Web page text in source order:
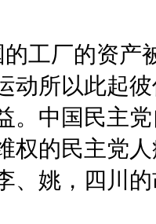
国的工厂的
动所以此起
。中国民主
权的民主党
、姚，四川的